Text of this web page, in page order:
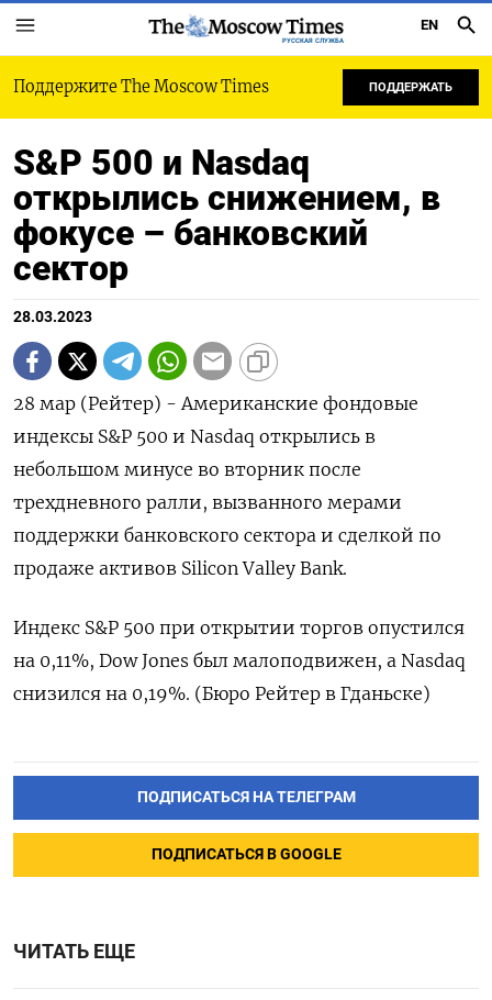
РУССКАЯ СЛУЖБА
EN
Поддержите The Moscow Times ПОДДЕРЖАТЬ
S&P 500 и Nasdaq
открылись снижением, в
фокусе – банковский
сектор
28.03.2023
28 мар (Рейтер) - Американские фондовые
индексы S&P 500 и Nasdaq открылись в
небольшом минусе во вторник после
трехдневного ралли, вызванного мерами
поддержки банковского сектора и сделкой по
продаже активов Silicon Valley Bank.
Индекс S&P 500 при открытии торгов опустился
на 0,11%, Dow Jones был малоподвижен, а Nasdaq
снизился на 0,19%. (Бюро Рейтер в Гданьске)
ПОДПИСАТЬСЯ НА ТЕЛЕГРАМ
ПОДПИСАТЬСЯ В GOOGLE
ЧИТАТЬ ЕЩЕ